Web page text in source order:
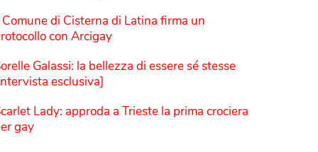
Comune di Cisterna di Latina firma un
con Arcigay
Galassi: la bellezza di essere sé stesse
esclusiva]
Lady: approda a Trieste la prima crociera
gay